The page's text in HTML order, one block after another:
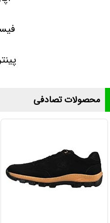
محصولات تصادفی